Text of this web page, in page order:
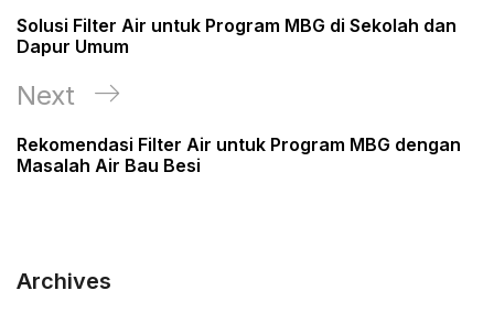
Post
Solusi Filter Air untuk Program MBG di Sekolah dan
Dapur Umum
Next
Post
Next
Rekomendasi Filter Air untuk Program MBG dengan
Masalah Air Bau Besi
Archives